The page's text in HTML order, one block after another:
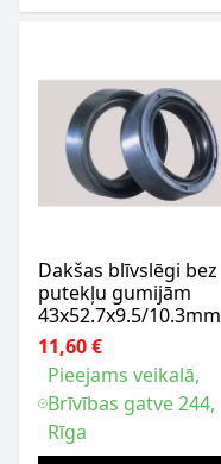
Dakšas blīvslēgi bez
putekļu gumijām
43x52.7x9.5/10.3mm
11,60 €
Pieejams veikalā,
Brīvības gatve 244,
Rīga